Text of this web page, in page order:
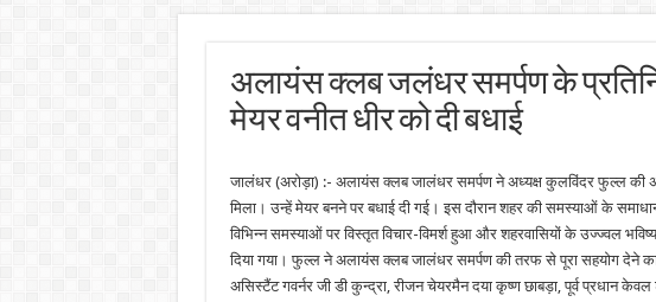
अलायंस क्लब जलंधर समर्पण के
मेयर वनीत धीर को दी बधाई
जालंधर (अरोड़ा) :- अलायंस क्लब जालंधर समर्पण ने अध्यक्ष कुलविंदर फुल्ल की
मिला। उन्हें मेयर बनने पर बधाई दी गई। इस दौरान शहर की समस्याओं के
विभिन्न समस्याओं पर विस्तृत विचार-विमर्श हुआ और शहरवासियों के उज्ज्वल
दिया गया। फुल्ल ने अलायंस क्लब जालंधर समर्पण की तरफ से पूरा सहयोग देने
असिस्टैंट गवर्नर जी डी कुन्द्रा, रीजन चेयरमैन दया कृष्ण छाबड़ा, पूर्व प्रधान केवल